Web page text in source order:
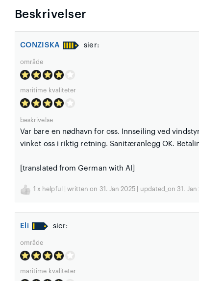
Beskrivelser
CONZISKA sier:
område
maritime kvaliteter
beskrivelse
Var bare en nødhavn for oss. Innseiling ved
vinket oss i riktig retning. Sanitæranlegg OK.
[translated from German with AI]
1 x helpful | written on 31. Jan 2025 | updated_on 31. Jan
Eli sier:
område
maritime kvaliteter